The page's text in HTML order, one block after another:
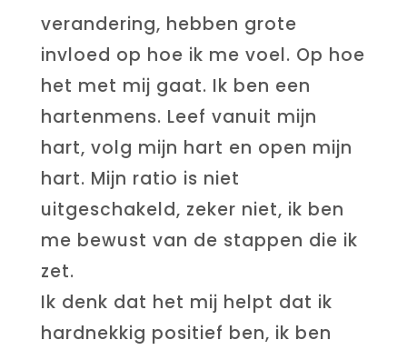
verandering, hebben grote
invloed op hoe ik me voel. Op hoe
het met mij gaat. Ik ben een
hartenmens. Leef vanuit mijn
hart, volg mijn hart en open mijn
hart. Mijn ratio is niet
uitgeschakeld, zeker niet, ik ben
me bewust van de stappen die ik
zet.
Ik denk dat het mij helpt dat ik
hardnekkig positief ben, ik ben